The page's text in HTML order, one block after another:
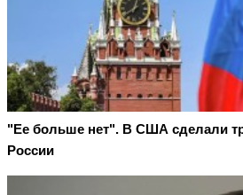
"Ее больше нет". В США сделали
России